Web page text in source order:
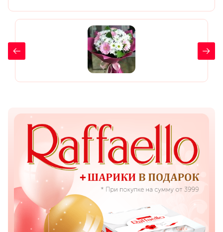
Цветы ребенку
Цветы дочери
Показать еще
Подсолнухи
Лизиантусы